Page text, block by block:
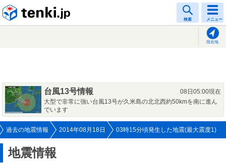
検索 メニュー
現在地
台風13号情報
08日05:00現在
大型で非常に強い台風13号が久米島の北北西約50kmを南に進ん
でいます
過去の地震情報 2014年08月18日 03時15分頃発生した地震(最大震度1)
地震情報